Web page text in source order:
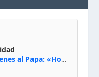
El agradecimiento de los jóvenes al Papa: «Hoy nos sentimos Iglesia»